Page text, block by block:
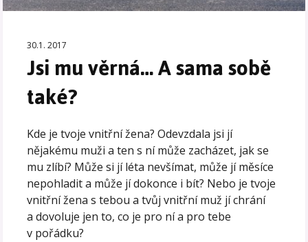
30.1. 2017
Jsi mu věrná… A sama sobě
také?
Kde je tvoje vnitřní žena? Odevzdala jsi jí
nějakému muži a ten s ní může zacházet, jak se
mu zlíbí? Může si jí léta nevšímat, může jí měsíce
nepohladit a může jí dokonce i bít? Nebo je tvoje
vnitřní žena s tebou a tvůj vnitřní muž jí chrání
a dovoluje jen to, co je pro ní a pro tebe
v pořádku?